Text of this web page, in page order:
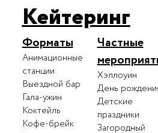
Кейтеринг
Форматы
Анимационные
станции
Выездной бар
Гала-ужин
Коктейль
Кофе-брейк
Частные
Хэллоуин
День
Детские
праздники
Загородный